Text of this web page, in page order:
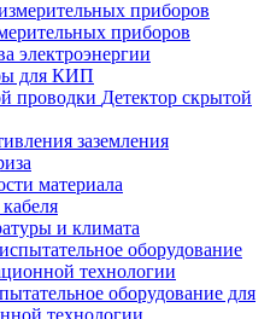
приборов
электроэнергии
для КИП
Детектор скрытой
заземления
материала
и климата
оборудование для
технологии